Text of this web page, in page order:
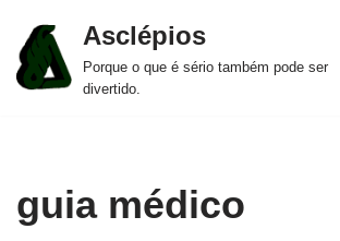
Pular
para
Asclépios
Porque o que é sério também pode ser
divertido.
guia médico